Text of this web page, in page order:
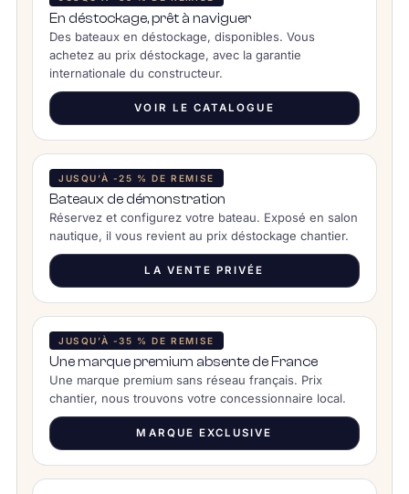
En déstockage, prêt à naviguer
Des bateaux en déstockage, disponibles. Vous
achetez au prix déstockage, avec la garantie
internationale du constructeur.
VOIR LE CATALOGUE
JUSQU’À -25 % DE REMISE
Bateaux de démonstration
Réservez et configurez votre bateau. Exposé en salon
nautique, il vous revient au prix déstockage chantier.
LA VENTE PRIVÉE
JUSQU’À -35 % DE REMISE
Une marque premium absente de France
Une marque premium sans réseau français. Prix
chantier, nous trouvons votre concessionnaire local.
MARQUE EXCLUSIVE